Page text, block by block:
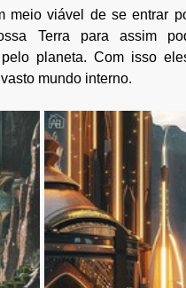
meio viável de se entrar
Terra para assim
planeta. Com isso
mundo interno.